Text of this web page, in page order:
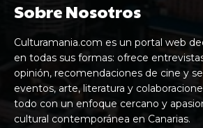
Sobre Nosotros
Culturamania.com es un portal web
en todas sus formas: ofrece
opinión, recomendaciones de cine y
eventos, arte, literatura y
todo con un enfoque cercano y
cultural contemporánea en Canarias.